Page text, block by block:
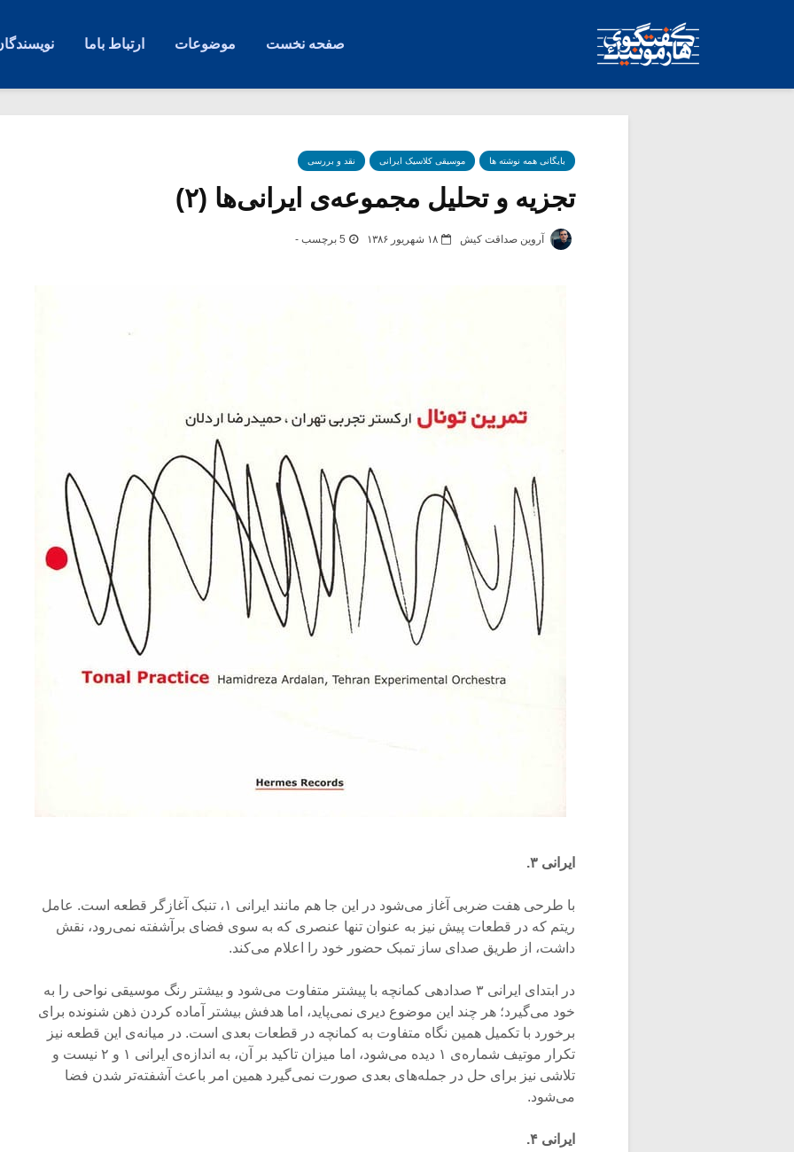
صفحه نخست موضوعات ارتباط باما
بایگانی همه نوشته ها موسیقی کلاسیک ایرانی نقد و بررسی
تجزیه و تحلیل مجموعه‌ی ایرانی‌ها (۲)
آروین صداقت کیش ۱۸ شهریور ۱۳۸۶ 5 برچسب -
ایرانی ۳.
با طرحی هفت ضربی آغاز می‌شود در این جا هم مانند ایرانی ۱، تنبک آغازگر قطعه است. عامل
ریتم که در قطعات پیش نیز به عنوان تنها عنصری که به سوی فضای برآشفته نمی‌رود، نقش
داشت، از طریق صدای ساز تمبک حضور خود را اعلام می‌کند.
در ابتدای ایرانی ۳ صدادهی کمانچه با پیشتر متفاوت می‌شود و بیشتر رنگ موسیقی نواحی را به
خود می‌گیرد؛ هر چند این موضوع دیری نمی‌‌پاید، اما هدفش بیشتر آماده کردن ذهن شنونده برای
برخورد با تکمیل همین نگاه متفاوت به کمانچه در قطعات بعدی است. در میانه‌ی این قطعه نیز
تکرار موتیف شماره‌ی ۱ دیده می‌شود، اما میزان تاکید بر آن، به اندازه‌ی ایرانی ۱ و ۲ نیست و
تلاشی نیز برای حل در جمله‌های بعدی صورت نمی‌گیرد همین امر باعث آشفته‌تر شدن فضا
می‌شود.
ایرانی ۴.